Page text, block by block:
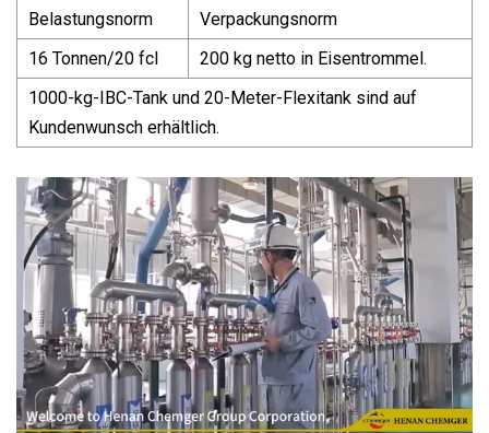
Belastungsnorm
Verpackungsnorm
16 Tonnen/20 fcl
200 kg netto in Eisentrommel.
1000-kg-IBC-Tank und 20-Meter-Flexitank sind auf
Kundenwunsch erhältlich.